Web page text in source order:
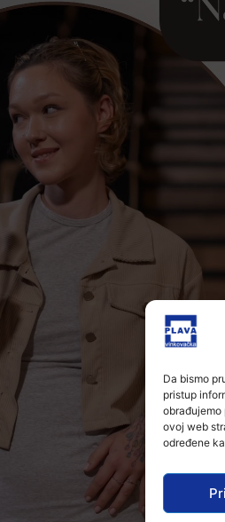
Da bismo
pristup
ovoj web
određene